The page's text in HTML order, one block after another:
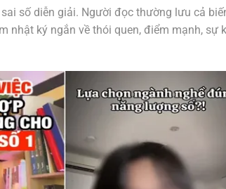
số diễn giải. Người đọc thường lưu cả
nhật ký ngắn về thói quen, điểm mạnh, sự